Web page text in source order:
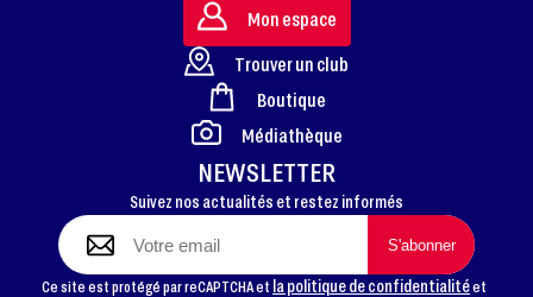
FOOTER
NEWSLETTER
Suivez nos actualités et restez informés
Ce site est protégé par reCAPTCHA et la politique de confidentialitéet
Mon espace
Trouver un club
Boutique
Médiathèque